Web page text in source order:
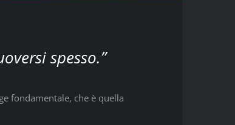
spesso.”
fondamentale, che è quella